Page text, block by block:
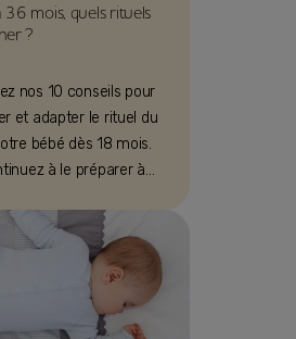
mois, quels rituels
?
nos 10 conseils pour
et adapter le rituel du
bébé dès 18 mois.
à le préparer à